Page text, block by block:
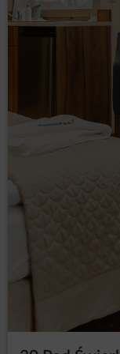
przerwaniem
mediów –
nieruchomości.
W
ilość osób, za
za pobyt osób
do stanu
pobranej
W przypadku
rażących
prawo do
ze skutkiem
Gość jest
Porządku
VI